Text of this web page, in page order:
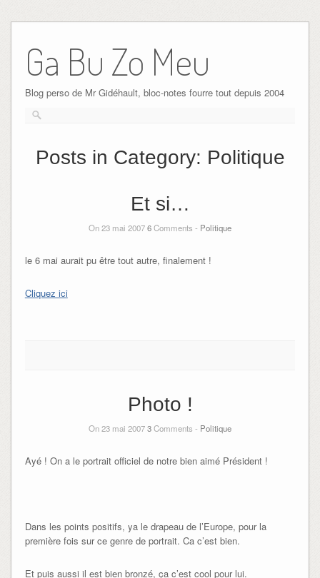
Ga Bu Zo Meu
Blog perso de Mr Gidéhault, bloc-notes fourre tout depuis 2004
Posts in Category: Politique
Et si…
On 23 mai 20076Comments - Politique
le 6 mai aurait pu être tout autre, finalement !
Cliquez ici
Photo !
On 23 mai 20073Comments - Politique
Ayé ! On a le portrait officiel de notre bien aimé Président !
Dans les points positifs, ya le drapeau de l’Europe, pour la
première fois sur ce genre de portrait. Ca c’est bien.
Et puis aussi il est bien bronzé, ça c’est cool pour lui.